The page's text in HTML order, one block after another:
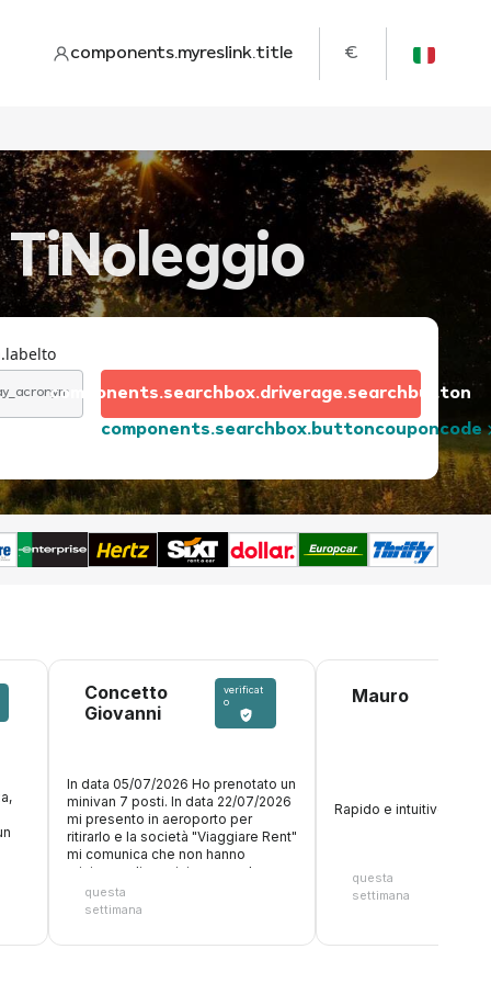
components.myreslink.title €
components.searchbox.buttoncouponcode
components.searchbox.driverage.searchbutton
Concetto
Giovanni
verificat
o
In data 05/07/2026 Ho prenotato un
minivan 7 posti. In data 22/07/2026
mi presento in aeroporto per
ritirarlo e la società "Viaggiare Rent"
mi comunica che non hanno
minivan a disposizione ma che
potevano consegnarmi solo una
citroen C3 7 posti. Capite bene che
non potevano mai e poi entrare in
questa
settimana
Mauro
Rapido e intuitivo!
questa
settimana